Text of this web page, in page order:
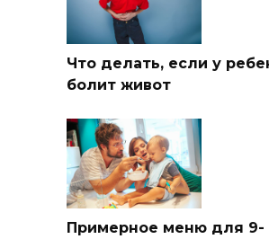
Что делать, если у
болит живот
Примерное меню для 9-